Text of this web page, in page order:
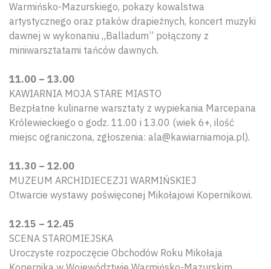
Warmińsko-Mazurskiego, pokazy kowalstwa
artystycznego oraz ptaków drapieżnych, koncert muzyki
dawnej w wykonaniu „Balladum” połączony z
miniwarsztatami tańców dawnych.
11.00 – 13.00
KAWIARNIA MOJA STARE MIASTO
Bezpłatne kulinarne warsztaty z wypiekania Marcepana
Królewieckiego o godz. 11.00 i 13.00 (wiek 6+, ilość
miejsc ograniczona, zgłoszenia: ala@kawiarniamoja.pl).
11.30 – 12.00
MUZEUM ARCHIDIECEZJI WARMIŃSKIEJ
Otwarcie wystawy poświęconej Mikołajowi Kopernikowi.
12.15 – 12.45
SCENA STAROMIEJSKA
Uroczyste rozpoczęcie Obchodów Roku Mikołaja